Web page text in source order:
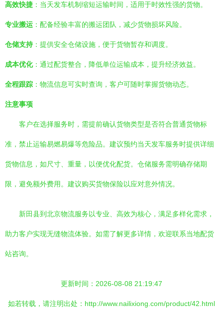
高效快捷 ：当天发车机制缩短运输时间，适用于时效性强的货物。
专业搬运 ：配备经验丰富的搬运团队，减少货物损坏风险。
仓储支持 ：提供安全仓储设施，便于货物暂存和调度。
成本优化：通过配货整合，降低单位运输成本，提升经济效益。
全程跟踪 ：物流信息可实时查询，客户可随时掌握货物动态。
注意事项
客户在选择服务时，需提前确认货物类型是否符合普通货物标
准，禁止运输易燃易爆等危险品。建议预约当天发车服务时提供详细
货物信息，如尺寸、重量，以便优化配货。仓储服务需明确存储期
限，避免额外费用。建议购买货物保险以应对意外情况。
新田县到北京物流服务以专业、高效为核心，满足多样化需求，
助力客户实现无缝物流体验。如需了解更多详情，欢迎联系当地配货
站咨询。
更新时间：2026-08-08 21:19:47
如若转载，请注明出处：http://www.nailixiong.com/product/42.html